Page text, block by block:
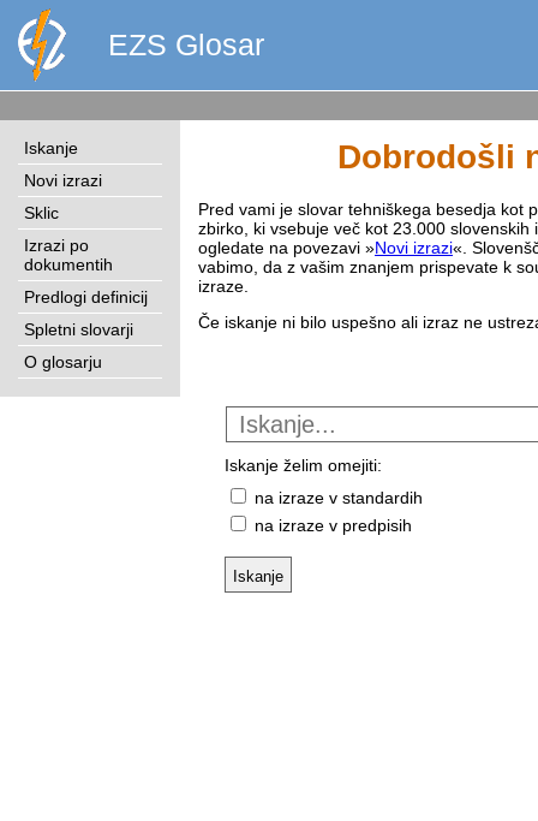
EZS Glosar
Iskanje
Novi izrazi
Sklic
Izrazi po
dokumentih
Predlogi definicij
Spletni slovarji
O glosarju
Dobrodošli
Pred vami je slovar tehniškega besedja kot
zbirko, ki vsebuje več kot 23.000
ogledate na povezavi »Novi izrazi«.
vabimo, da z vašim znanjem prispevate k
izraze.
Če iskanje ni bilo uspešno ali izraz ne
Iskanje želim omejiti:
na izraze v standardih
na izraze v predpisih